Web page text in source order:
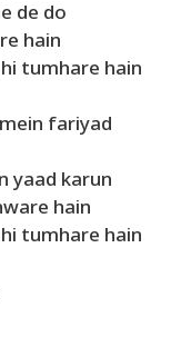
de do
hain
tumhare hain
fariyad
yaad karun
hain
tumhare hain